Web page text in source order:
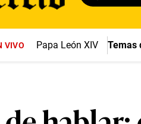
VIVO Papa León XIV Temas